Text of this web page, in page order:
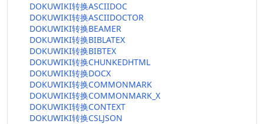
DOKUWIKI转换ASCIIDOC
DOKUWIKI转换ASCIIDOCTOR
DOKUWIKI转换BEAMER
DOKUWIKI转换BIBLATEX
DOKUWIKI转换BIBTEX
DOKUWIKI转换CHUNKEDHTML
DOKUWIKI转换DOCX
DOKUWIKI转换COMMONMARK
DOKUWIKI转换COMMONMARK_X
DOKUWIKI转换CONTEXT
DOKUWIKI转换CSLJSON